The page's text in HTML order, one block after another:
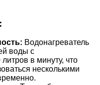
Водонагреватель
воды с
в минуту, что
несколькими